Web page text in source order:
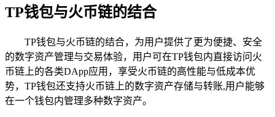
TP钱包与火币链的结合
TP钱包与火币链的结合，为用户提供了更为便捷、安全
的数字资产管理与交易体验，用户可在TP钱包内直接访问火
币链上的各类DApp应用，享受火币链的高性能与低成本优
势，TP钱包还支持火币链上的数字资产存储与转账,用户能够
在一个钱包内管理多种数字资产。